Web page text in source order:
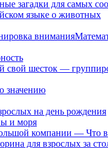
загадки для самых
языке о животных
внимания
свой шесток —
значению
на день рождения
и моря
компании — Что
для взрослых за